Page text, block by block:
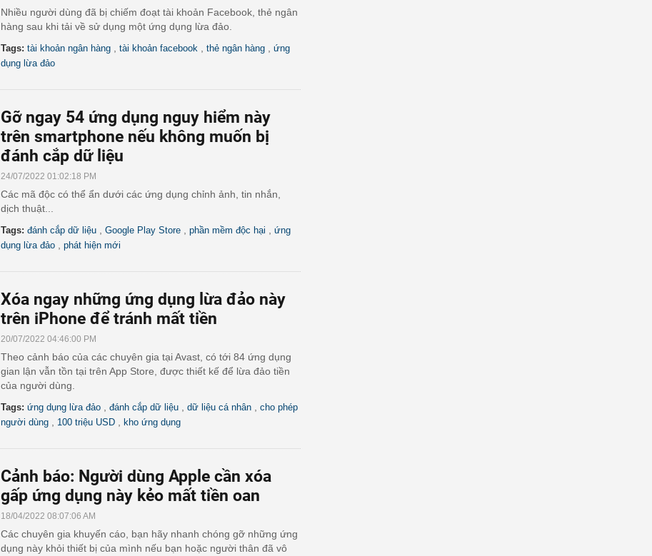
Nhiều người dùng đã bị chiếm đoạt tài khoản Facebook, thẻ ngân
hàng sau khi tải về sử dụng một ứng dụng lừa đảo.
Tags: tài khoản ngân hàng tài khoản facebook thẻ ngân hàng
ứng
dụng lừa đảo
Gỡ ngay 54 ứng dụng nguy hiểm này
trên smartphone nếu không muốn bị
đánh cắp dữ liệu
24/07/2022 01:02:18 PM
Các mã độc có thể ẩn dưới các ứng dụng chỉnh ảnh, tin nhắn,
dịch thuật...
Tags: đánh cắp dữ liệu Google Play Store phần mềm độc hại
ứng
dụng lừa đảo
phát hiện mới
Xóa ngay những ứng dụng lừa đảo này
trên iPhone để tránh mất tiền
20/07/2022 04:46:00 PM
Theo cảnh báo của các chuyên gia tại Avast, có tới 84 ứng dụng
gian lận vẫn tồn tại trên App Store, được thiết kế để lừa đảo tiền
của người dùng.
Tags: ứng dụng lừa đảo đánh cắp dữ liệu dữ liệu cá nhân
cho phép
người dùng
100 triệu USD kho ứng dụng
Cảnh báo: Người dùng Apple cần xóa
gấp ứng dụng này kẻo mất tiền oan
18/04/2022 08:07:06 AM
Các chuyên gia khuyến cáo, bạn hãy nhanh chóng gỡ những ứng
dụng này khỏi thiết bị của mình nếu bạn hoặc người thân đã vô